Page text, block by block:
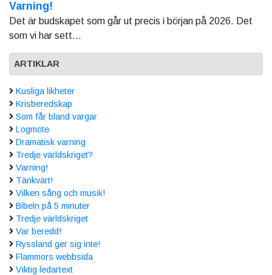
Varning!
Det är budskapet som går ut precis i början på 2026. Det
som vi har sett...
ARTIKLAR
Kusliga likheter
Krisberedskap
Som får bland vargar
Logmöte
Dramatisk varning
Tredje världskriget?
Varning!
Tänkvärt!
Vilken sång och musik!
Bibeln på 5 minuter
Tredje världskriget
Var beredd!
Ryssland ger sig inte!
Flammors webbsida
Viktig ledartext